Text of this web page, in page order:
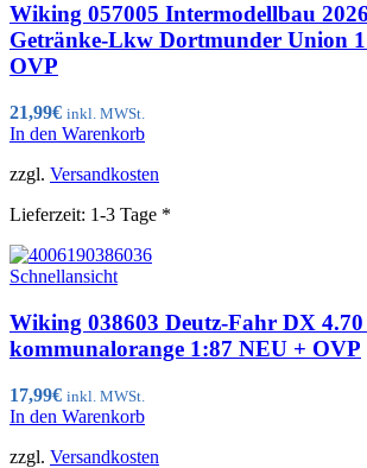
Wiking 057005 Intermodellbau
Getränke-Lkw Dortmunder Union
OVP
21,99€ inkl. MWSt.
In den Warenkorb
zzgl. Versandkosten
Lieferzeit: 1-3 Tage *
Schnellansicht
Wiking 038603 Deutz-Fahr DX 4.70
kommunalorange 1:87 NEU + OVP
17,99€ inkl. MWSt.
In den Warenkorb
zzgl. Versandkosten